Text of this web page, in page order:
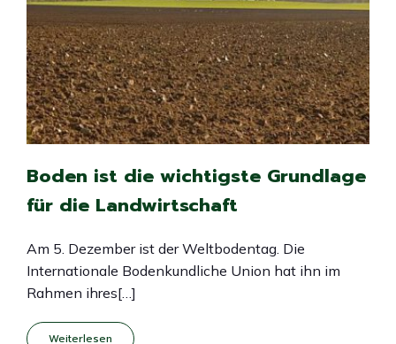
Boden ist die wichtigste Grundlage
für die Landwirtschaft
Am 5. Dezember ist der Weltbodentag. Die
Internationale Bodenkundliche Union hat ihn im
Rahmen ihres[…]
Weiterlesen